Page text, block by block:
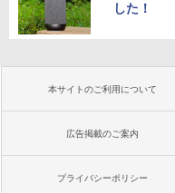
した！
本サイトのご利用について
広告掲載のご案内
プライバシーポリシー